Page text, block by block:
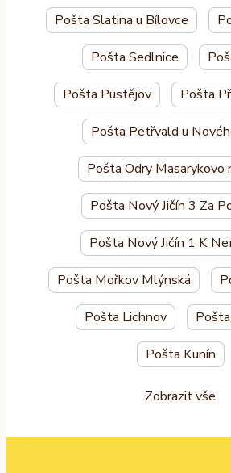
Pošta Slatina u Bílovce
Pošta Sedlnice
Pošta Pustějov Pošta
Pošta Petřvald u
Pošta Odry Masarykovo
Pošta Nový Jičín 3 Za
Pošta Nový Jičín 1 K
Pošta Mořkov Mlýnská
Pošta Lichnov
Pošta Kunín
Zobrazit vše